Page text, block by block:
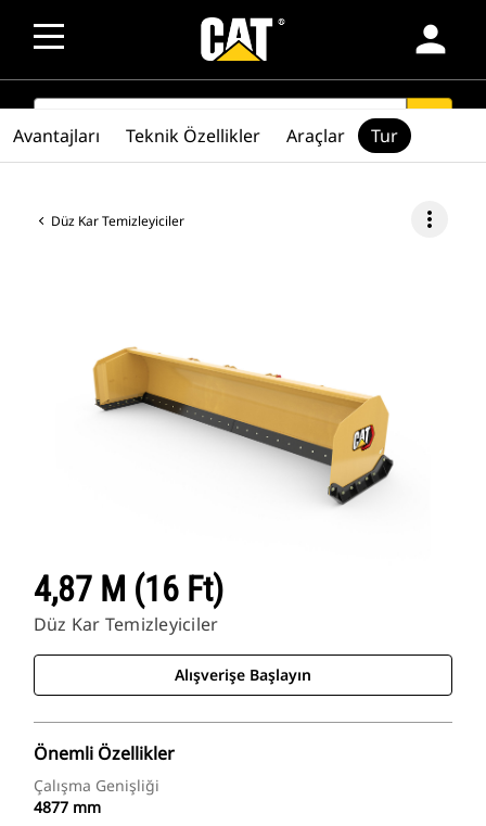
person
SEARCH
Düz Kar Temizleyiciler more_vert
4,87 M (16 Ft)
Düz Kar Temizleyiciler
Alışverişe Başlayın
Önemli Özellikler
Çalışma Genişliği
4877 mm
Avantajları Teknik Özellikler Araçlar Tur